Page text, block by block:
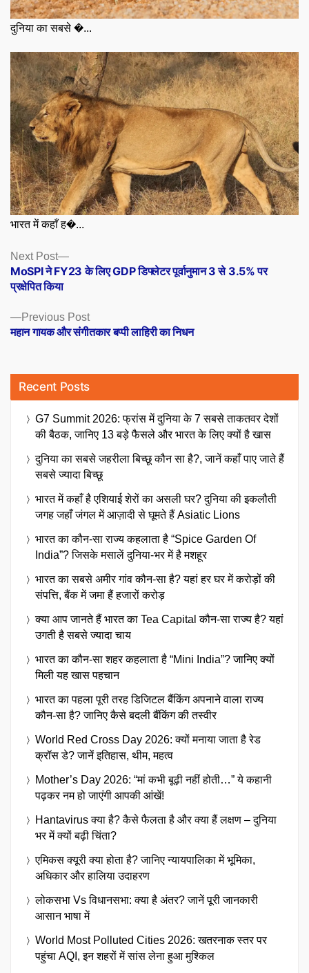
दुनिया का सबसे �...
भारत में कहाँ ह�...
Posts
navigation
Previous PostPrevious
post:
महान गायक और संगीतकार बप्पी लाहिरी का निधन
Next Post
Next
post:
MoSPI ने FY23 के लिए GDP डिफ्लेटर पूर्वानुमान 3 से 3.5% पर
प्रक्षेपित किया
Recent Posts
G7 Summit 2026: फ्रांस में दुनिया के 7 सबसे ताकतवर देशों
की बैठक, जानिए 13 बड़े फैसले और भारत के लिए क्यों है खास
दुनिया का सबसे जहरीला बिच्छू कौन सा है?, जानें कहाँ पाए जाते हैं
सबसे ज्यादा बिच्छू
भारत में कहाँ है एशियाई शेरों का असली घर? दुनिया की इकलौती
जगह जहाँ जंगल में आज़ादी से घूमते हैं Asiatic Lions
भारत का कौन-सा राज्य कहलाता है “Spice Garden Of
India”? जिसके मसालें दुनिया-भर में है मशहूर
भारत का सबसे अमीर गांव कौन-सा है? यहां हर घर में करोड़ों की
संपत्ति, बैंक में जमा हैं हजारों करोड़
क्या आप जानते हैं भारत का Tea Capital कौन-सा राज्य है? यहां
उगती है सबसे ज्यादा चाय
भारत का कौन-सा शहर कहलाता है “Mini India”? जानिए क्यों
मिली यह खास पहचान
भारत का पहला पूरी तरह डिजिटल बैंकिंग अपनाने वाला राज्य
कौन-सा है? जानिए कैसे बदली बैंकिंग की तस्वीर
World Red Cross Day 2026: क्यों मनाया जाता है रेड
क्रॉस डे? जानें इतिहास, थीम, महत्व
Mother’s Day 2026: “मां कभी बूढ़ी नहीं होती…” ये कहानी
पढ़कर नम हो जाएंगी आपकी आंखें!
Hantavirus क्या है? कैसे फैलता है और क्या हैं लक्षण – दुनिया
भर में क्यों बढ़ी चिंता?
एमिकस क्यूरी क्या होता है? जानिए न्यायपालिका में भूमिका,
अधिकार और हालिया उदाहरण
लोकसभा Vs विधानसभा: क्या है अंतर? जानें पूरी जानकारी
आसान भाषा में
World Most Polluted Cities 2026: खतरनाक स्तर पर
पहुंचा AQI, इन शहरों में सांस लेना हुआ मुश्किल